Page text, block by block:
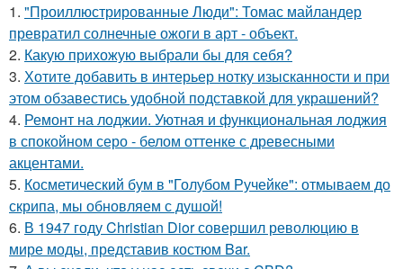
1. "Проиллюстрированные Люди": Томас майландер
превратил солнечные ожоги в арт - объект.
2. Какую прихожую выбрали бы для себя?
3. Хотите добавить в интерьер нотку изысканности и при
этом обзавестись удобной подставкой для украшений?
4. Ремонт на лоджии. Уютная и функциональная лоджия
в спокойном серо - белом оттенке с древесными
акцентами.
5. Косметический бум в "Голубом Ручейке": отмываем до
скрипа, мы обновляем с душой!
6. В 1947 году Christian Dior совершил революцию в
мире моды, представив костюм Bar.